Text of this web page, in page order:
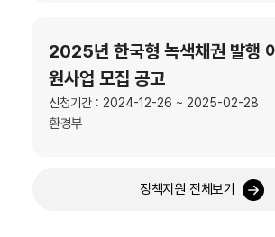
2025년 한국형 녹색채권 발행
원사업 모집 공고
신청기간 : 2024-12-26 ~ 2025-02-28
환경부
정책지원 전체보기